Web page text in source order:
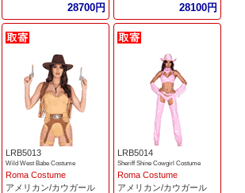
28700円 28100円
LRB5013
Wild West Babe Costume
Roma Costume
アメリカン/カウガール
LRB5014
Sheriff Shine Cowgirl Costume
Roma Costume
アメリカン/カウガール